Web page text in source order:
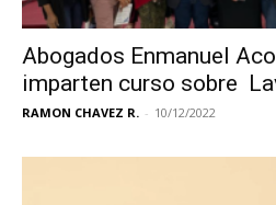
Abogados Enmanuel
imparten curso sobre
RAMON CHAVEZ R. - 10/12/2022